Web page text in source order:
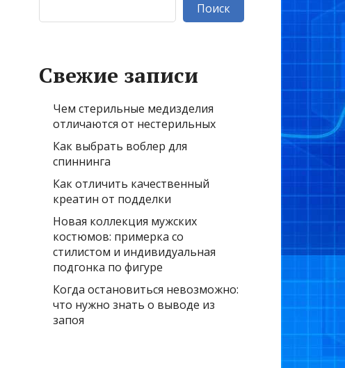
Поиск
Свежие записи
Чем стерильные медизделия
отличаются от нестерильных
Как выбрать воблер для
спиннинга
Как отличить качественный
креатин от подделки
Новая коллекция мужских
костюмов: примерка со
стилистом и индивидуальная
подгонка по фигуре
Когда остановиться невозможно:
что нужно знать о выводе из
запоя